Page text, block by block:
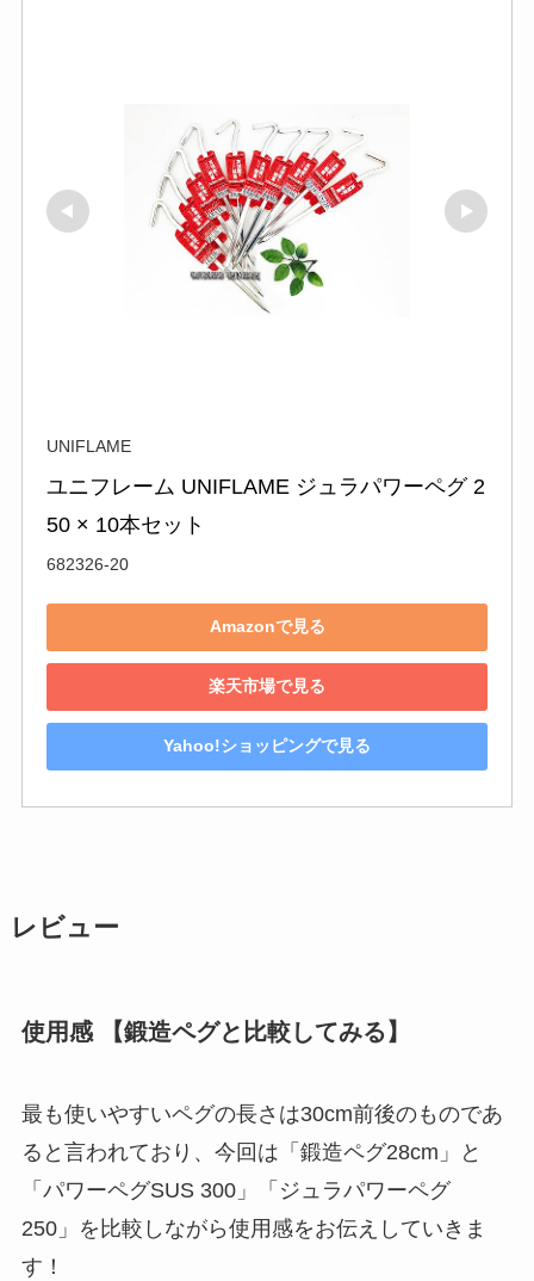
UNIFLAME
ユニフレーム UNIFLAME ジュラパワーペグ 2
50 × 10本セット
682326-20
Amazonで見る
楽天市場で見る
Yahoo!ショッピングで見る
レビュー
使用感 【鍛造ペグと比較してみる】
最も使いやすいペグの長さは30cm前後のものであ
ると言われており、今回は「鍛造ペグ28cm」と
「パワーペグSUS 300」「ジュラパワーペグ
250」を比較しながら使用感をお伝えしていきま
す！